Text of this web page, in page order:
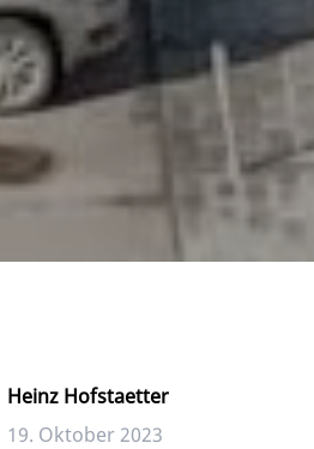
Heinz Hofstaetter
19. Oktober 2023